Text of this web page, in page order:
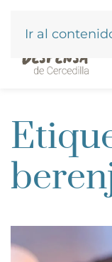
Ir al